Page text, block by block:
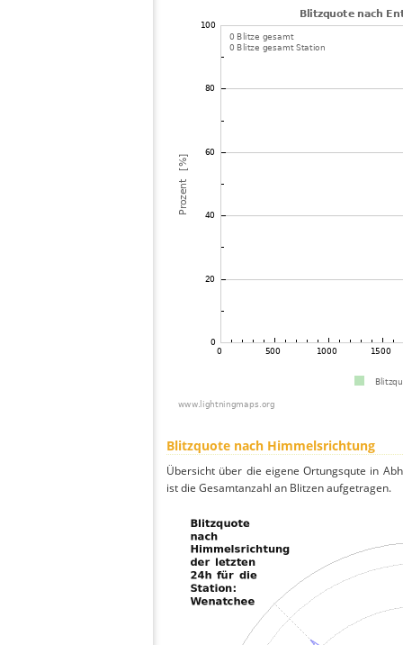
Blitzquote nach Himmelsrichtung
Übersicht über die eigene Ortungsqute in
ist die Gesamtanzahl an Blitzen aufgetragen.